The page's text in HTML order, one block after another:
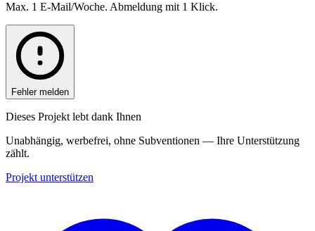
Max. 1 E-Mail/Woche. Abmeldung mit 1 Klick.
Fehler melden
Dieses Projekt lebt dank Ihnen
Unabhängig, werbefrei, ohne Subventionen — Ihre Unterstützung
zählt.
Projekt unterstützen